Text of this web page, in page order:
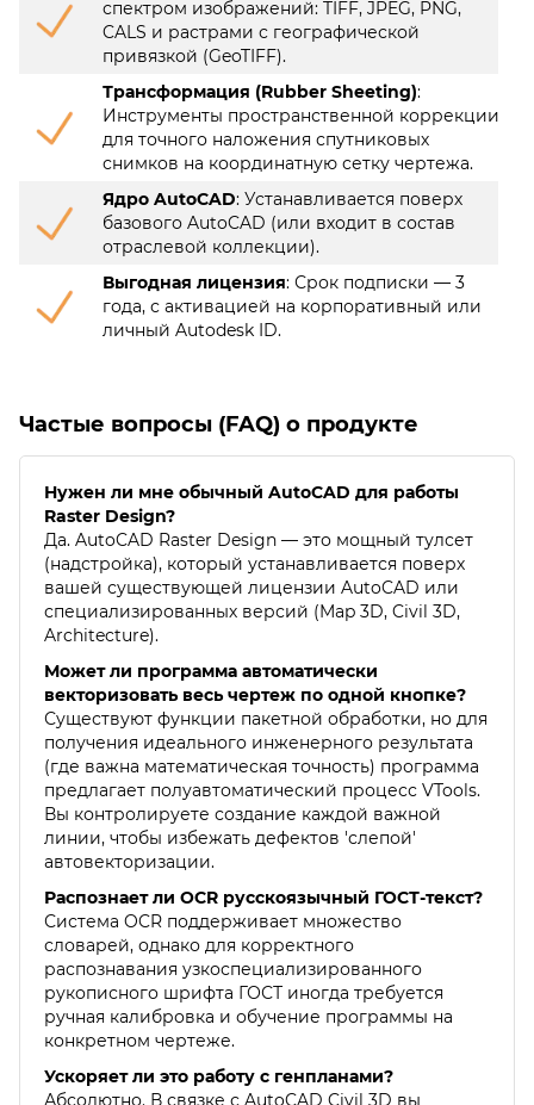
спектром изображений: TIFF, JPEG, PNG,
CALS и растрами с географической
привязкой (GeoTIFF).
Трансформация (Rubber Sheeting):
Инструменты пространственной коррекции
для точного наложения спутниковых
снимков на координатную сетку чертежа.
Ядро AutoCAD: Устанавливается поверх
базового AutoCAD (или входит в состав
отраслевой коллекции).
Выгодная лицензия: Срок подписки — 3
года, с активацией на корпоративный или
личный Autodesk ID.
Частые вопросы (FAQ) о продукте
Нужен ли мне обычный AutoCAD для работы
Raster Design?
Да. AutoCAD Raster Design — это мощный тулсет
(надстройка), который устанавливается поверх
вашей существующей лицензии AutoCAD или
специализированных версий (Map 3D, Civil 3D,
Architecture).
Может ли программа автоматически
векторизовать весь чертеж по одной кнопке?
Существуют функции пакетной обработки, но для
получения идеального инженерного результата
(где важна математическая точность) программа
предлагает полуавтоматический процесс VTools.
Вы контролируете создание каждой важной
линии, чтобы избежать дефектов 'слепой'
автовекторизации.
Распознает ли OCR русскоязычный ГОСТ-текст?
Система OCR поддерживает множество
словарей, однако для корректного
распознавания узкоспециализированного
рукописного шрифта ГОСТ иногда требуется
ручная калибровка и обучение программы на
конкретном чертеже.
Ускоряет ли это работу с генпланами?
Абсолютно. В связке с AutoCAD Civil 3D вы